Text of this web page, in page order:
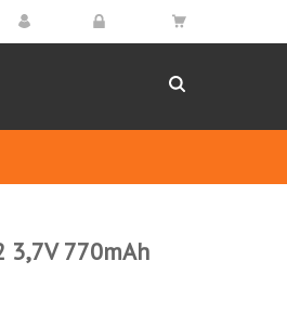
3,7V 770mAh